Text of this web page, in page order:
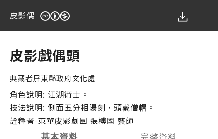
皮影偶
您在這裡
皮影戲偶頭
典藏者屏東縣政府文化處
角色說明: 江湖術士。
技法說明: 側面五分相陽刻，頭戴僧帽。
詮釋者-東華皮影劇團 張榑國 藝師